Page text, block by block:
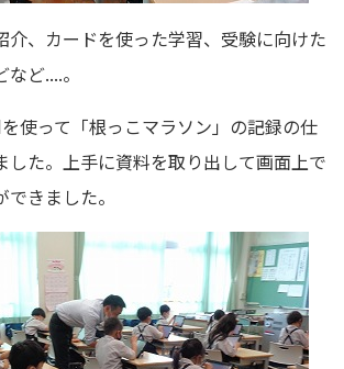
介、カードを使った学習、受験に向けた
ど....。
使って「根っこマラソン」の記録の仕
した。上手に資料を取り出して画面上で
きました。